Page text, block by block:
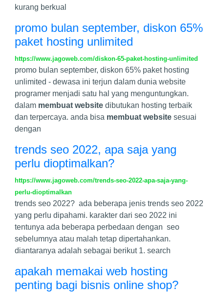
kurang berkual
promo bulan september, diskon 65%
paket hosting unlimited
https://www.jagoweb.com/diskon-65-paket-hosting-unlimited
promo bulan september, diskon 65% paket hosting
unlimited - dewasa ini terjun dalam dunia website
programer menjadi satu hal yang menguntungkan.
dalam membuat website dibutukan hosting terbaik
dan terpercaya. anda bisa membuat website sesuai
dengan
trends seo 2022, apa saja yang
perlu dioptimalkan?
https://www.jagoweb.com/trends-seo-2022-apa-saja-yang-
perlu-dioptimalkan
trends seo 2022? ada beberapa jenis trends seo 2022
yang perlu dipahami. karakter dari seo 2022 ini
tentunya ada beberapa perbedaan dengan seo
sebelumnya atau malah tetap dipertahankan.
diantaranya adalah sebagai berikut 1. search
apakah memakai web hosting
penting bagi bisnis online shop?